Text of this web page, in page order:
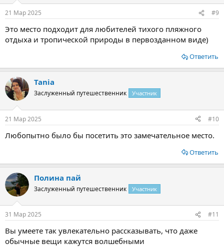
21 Мар 2025 #9
Это место подходит для любителей тихого пляжного
отдыха и тропической природы в первозданном виде)
Ответить
Tania
Заслуженный путешественник Участник
21 Мар 2025 #10
Любопытно было бы посетить это замечательное место.
Ответить
Полина пай
Заслуженный путешественник Участник
31 Мар 2025 #11
Вы умеете так увлекательно рассказывать, что даже
обычные вещи кажутся волшебными